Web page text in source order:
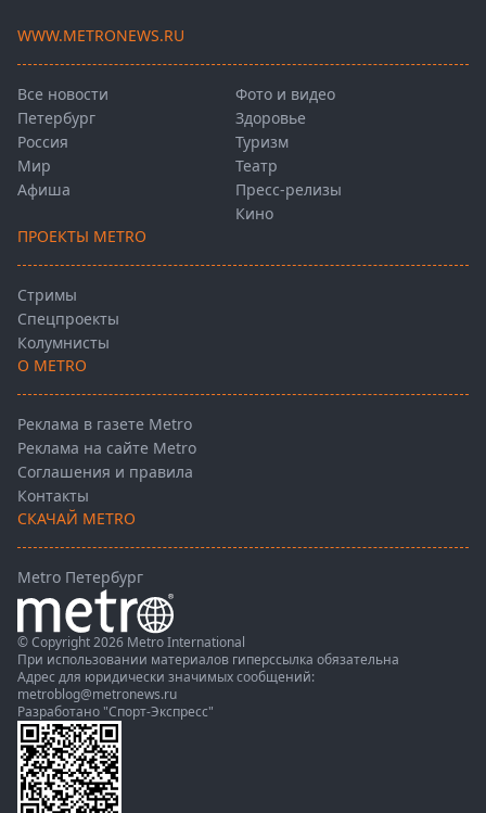
WWW.METRONEWS.RU
Все новости
Петербург
Россия
Мир
Афиша
Фото и видео
Здоровье
Туризм
Театр
Пресс-релизы
Кино
ПРОЕКТЫ METRO
Стримы
Спецпроекты
Колумнисты
О METRO
Реклама в газете Metro
Реклама на сайте Metro
Соглашения и правила
Контакты
СКАЧАЙ METRO
Metro Петербург
© Copyright 2026 Metro International
При использовании материалов гиперссылка обязательна
Адрес для юридически значимых сообщений:
metroblog@metronews.ru
Разработано "Спорт-Экспресс"